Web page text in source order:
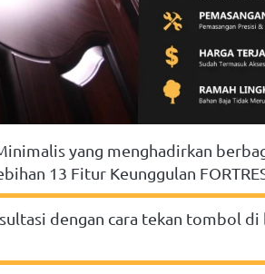
yang menghadirkan
13 Fitur Keunggulan
dengan cara tekan tombol di